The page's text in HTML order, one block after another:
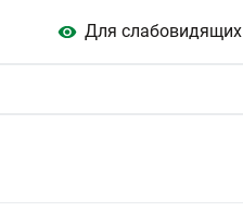
Для слабовидящих